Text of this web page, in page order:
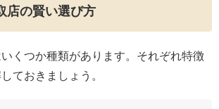
店の賢い選び方
くつか種類があります。それぞれ特徴
ておきましょう。